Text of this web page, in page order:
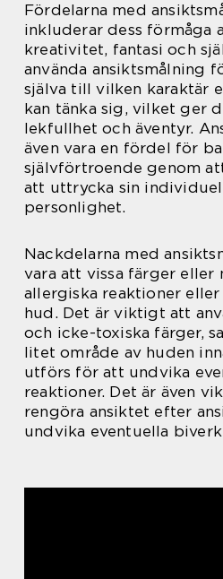
Fördelarna med
inkluderar dess förmåga
kreativitet, fantasi och
använda ansiktsmålning
själva till vilken karaktär
kan tänka sig, vilket ger
lekfullhet och äventyr.
även vara en fördel för
självförtroende genom
att uttrycka sin
personlighet.
Nackdelarna med
vara att vissa färger eller
allergiska reaktioner
hud. Det är viktigt att
och icke-toxiska färger,
litet område av huden
utförs för att undvika
reaktioner. Det är även
rengöra ansiktet efter
undvika eventuella